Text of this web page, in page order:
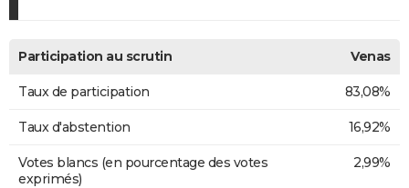
Participation au scrutin Venas
Taux de participation 83,08%
Taux d'abstention 16,92%
Votes blancs (en pourcentage des votes
exprimés)
2,99%